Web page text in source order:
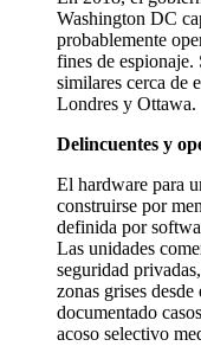
Washington DC
probablemente
fines de espionaje.
similares cerca de
Londres y Ottawa.
Delincuentes y
El hardware para
construirse por
definida por
Las unidades
seguridad
zonas grises
documentado
acoso selectivo